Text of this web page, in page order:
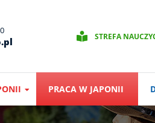
STREFA
PRACA W JAPONII